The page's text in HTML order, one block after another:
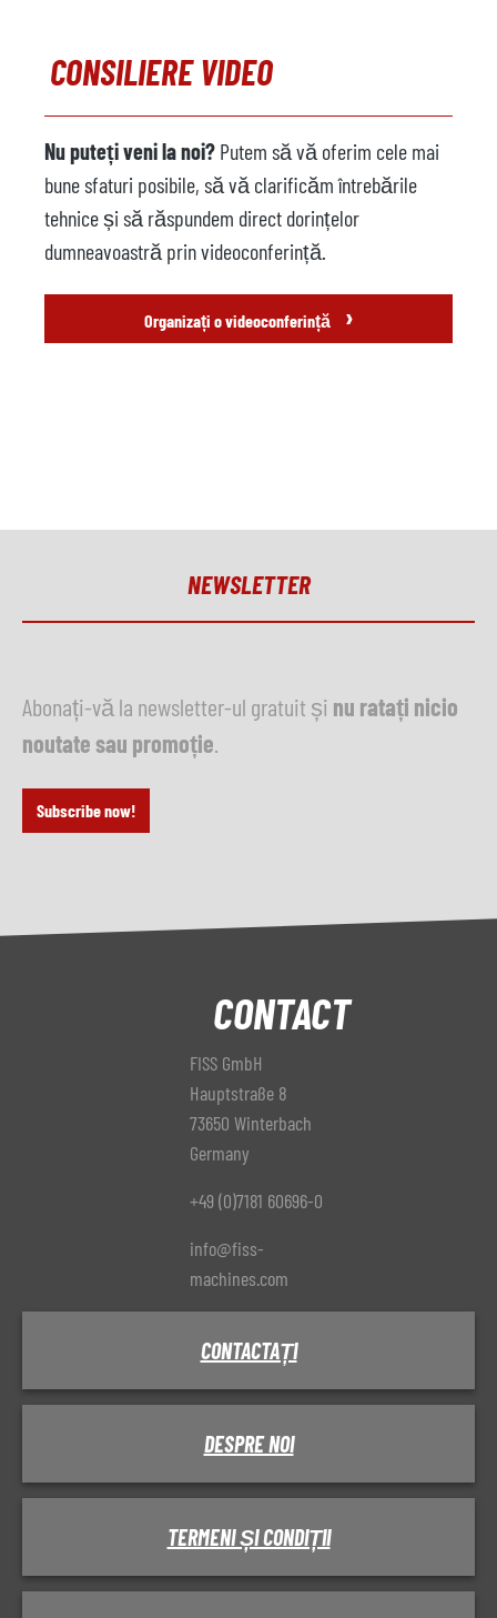
Anul
Robot de turnătorie
disponibil
Producător
ABB
Model
Sistem de control
Accesorii
Unitate de control al
temperaturii
disponibil
Model
Anul
Timp de livrare
Preț
CONSILIERE VIDEO
Nu puteți veni la noi? Putem să vă oferim cele mai
bune sfaturi posibile, să vă clarificăm întrebările
tehnice și să răspundem direct dorințelor
dumneavoastră prin videoconferință.
Organizați o videoconferință ›
NEWSLETTER
Abonați-vă la newsletter-ul gratuit și nu ratați nicio
noutate sau promoție
Subscribe now!
CONTACT
FISS GmbH
Hauptstraße 8
73650 Winterbach
Germany
+49 (0)7181 60696-0
info@fiss-
machines.com
CONTACTAȚI
DESPRE NOI
TERMENI ȘI CONDIȚII